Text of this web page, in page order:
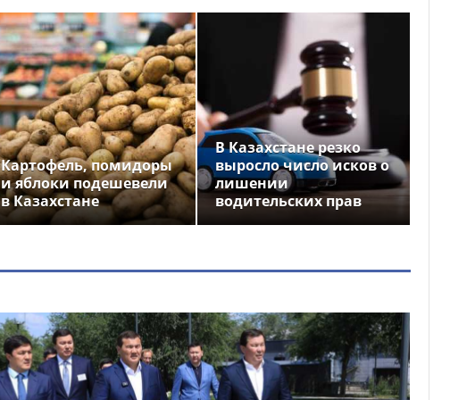
Картофель, помидоры
и яблоки подешевели
в Казахстане
В Казахстане резко
выросло число исков о
лишении
водительских прав